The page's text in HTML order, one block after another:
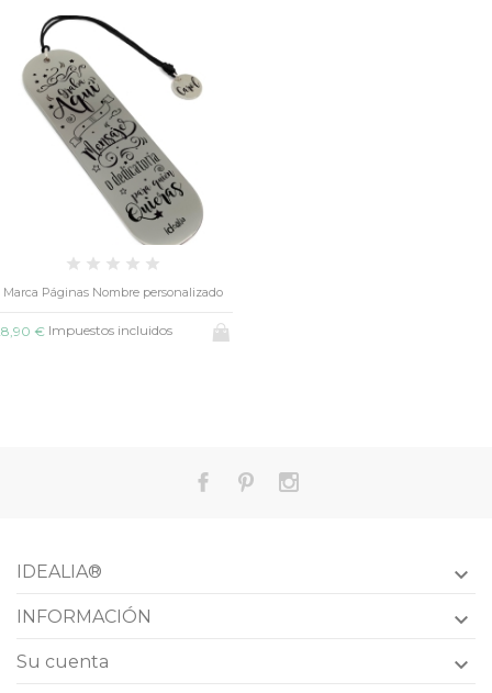
Marca Páginas Nombre personalizado
€ Impuestos incluidos
IDEALIA® 
INFORMACIÓN 
Su cuenta 